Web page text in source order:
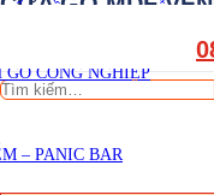
CẦU THANG GỖ
GỖ CÔNG NGHIỆP
– PANIC BAR
Tìm